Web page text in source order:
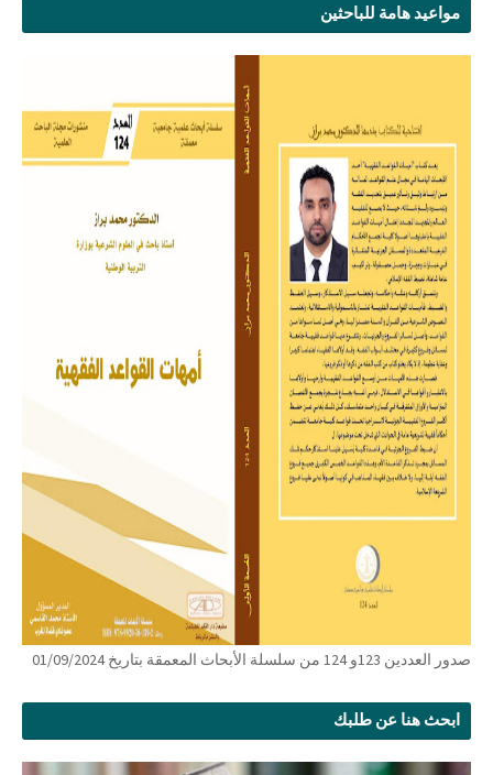
مواعيد هامة للباحثين
صدور العددين 123و 124 من سلسلة الأبحاث المعمقة بتاريخ 01/09/2024
ابحث هنا عن طلبك